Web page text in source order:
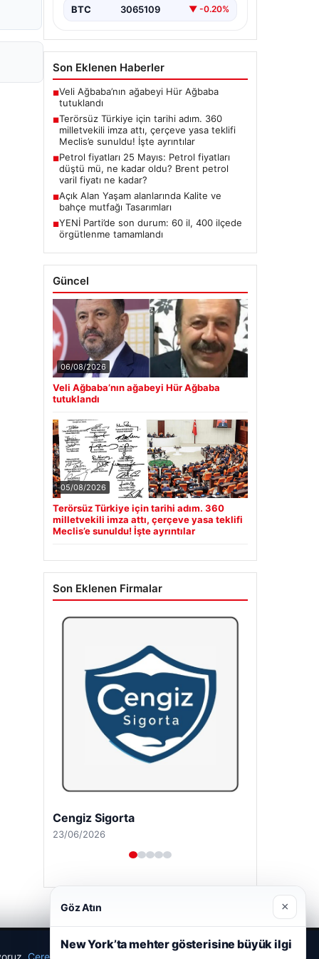
İmzasıyla Çerçeve Yasa Teklifi
BTC 3065109 ▼ -0.20%
Son Eklenen Haberler
■Veli Ağbaba’nın ağabeyi Hür Ağbaba
tutuklandı
■Terörsüz Türkiye için tarihi adım. 360
milletvekili imza attı, çerçeve yasa teklifi
Meclis’e sunuldu! İşte ayrıntılar
■Petrol fiyatları 25 Mayıs: Petrol fiyatları
düştü mü, ne kadar oldu? Brent petrol
varil fiyatı ne kadar?
■Açık Alan Yaşam alanlarında Kalite ve
bahçe mutfağı Tasarımları
■YENİ Parti’de son durum: 60 il, 400 ilçede
örgütlenme tamamlandı
Güncel
06/08/2026
Veli Ağbaba’nın ağabeyi Hür Ağbaba
tutuklandı
05/08/2026
Terörsüz Türkiye için tarihi adım. 360
milletvekili imza attı, çerçeve yasa teklifi
Meclis’e sunuldu! İşte ayrıntılar
Son Eklenen Firmalar
Cengiz Sigorta
23/06/2026
Çerez Politikamız
Göz Atın ×
New York’ta mehter gösterisine büyük ilgi